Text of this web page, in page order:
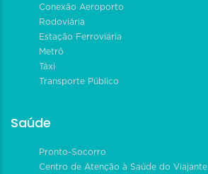
Conexão Aeroporto
Rodoviária
Estação Ferroviária
Metrô
Táxi
Transporte Público
Saúde
Pronto-Socorro
Centro de Atenção à Saúde do Viajante